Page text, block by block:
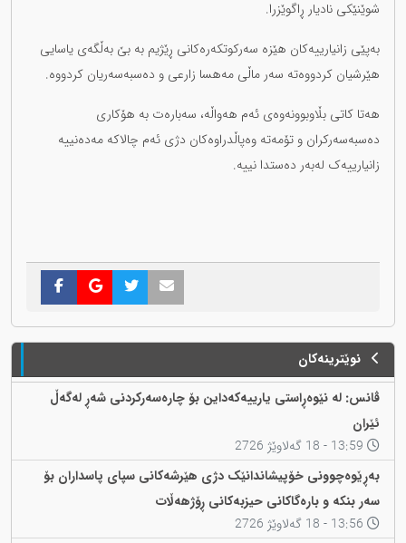
شوێنێکی نادیار ڕاگوێزرا.
بەپێی زانیارییەکان هێزە سەرکوتکەرەکانی ڕێژیم بە بێ بەڵگەی یاسایی
هێرشیان کردووەتە سەر ماڵی مەهسا زارعی و دەسبەسەریان کردووە.
هەتا کاتی بڵاوبوونەوەی ئەم هەواڵە، سەبارەت بە هۆکاری
دەسبەسەرکران و تۆمەتە وەپاڵدراوەکان دژی ئەم چالاکە مەدەنییە
زانیارییەک لەبەر دەستدا نییە.
نوێترینەکان
ڤانس: لە نێوەڕاستی یارییەکەداین بۆ چارەسەرکردنی شەڕ لەگەڵ
ئێران
بەڕێوەچوونی خۆپیشاندانێک دژی هێرشەکانی سپای پاسداران بۆ
سەر بنکە و بارەگاکانی حیزبەکانی ڕۆژهەڵات